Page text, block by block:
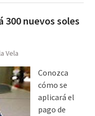
300 nuevos soles
Vela
Conozca
cómo se
aplicará el
pago de